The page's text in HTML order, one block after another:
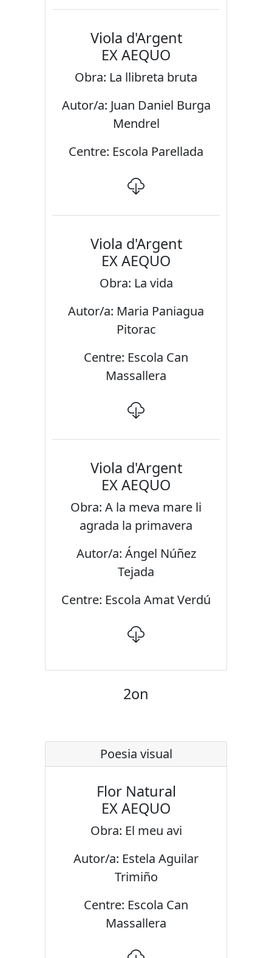
Viola d'Argent
EX AEQUO
Obra: La llibreta bruta
Autor/a: Juan Daniel Burga
Mendrel
Centre: Escola Parellada
Viola d'Argent
EX AEQUO
Obra: La vida
Autor/a: Maria Paniagua
Pitorac
Centre: Escola Can
Massallera
Viola d'Argent
EX AEQUO
Obra: A la meva mare li
agrada la primavera
Autor/a: Ángel Núñez
Tejada
Centre: Escola Amat Verdú
2on
Poesia visual
Flor Natural
EX AEQUO
Obra: El meu avi
Autor/a: Estela Aguilar
Trimiño
Centre: Escola Can
Massallera